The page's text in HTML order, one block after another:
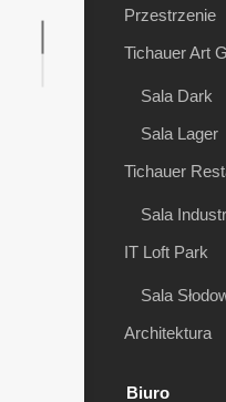
Przestrzenie
Tichauer Art
Sala Dark
Sala Lager
Tichauer
Sala
IT Loft Park
Sala
Architektura
Biuro